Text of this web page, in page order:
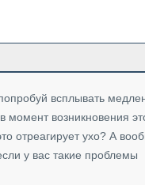
всплывать
возникновения
отреагирует ухо? А
у вас такие проблемы